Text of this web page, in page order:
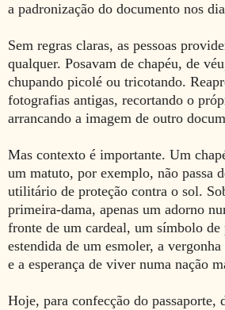
a padronização do documento nos
Sem regras claras, as pessoas
qualquer. Posavam de chapéu, de
chupando picolé ou tricotando.
fotografias antigas, recortando o
arrancando a imagem de outro
Mas contexto é importante. Um
um matuto, por exemplo, não passa
utilitário de proteção contra o sol.
primeira-dama, apenas um adorno
fronte de um cardeal, um símbolo de
estendida de um esmoler, a
e a esperança de viver numa nação
Hoje, para confecção do passaporte,